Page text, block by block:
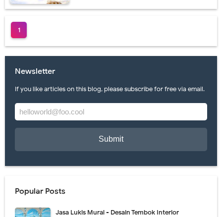
Jasa Lukis Mural Dinding Restoran Desain Menarik
Perbedaan Lukisan Mural dan Grafiti yang Ternyata Berbeda
Gambar Lukisan Lukisan Mural Terbaik 2021
Lukisan Mural Menarik Cocok Untuk Rumah Minimalis
Jasa Lukis Mural Dengan Kualitas Terbaik Se Indonesia
1
Newsletter
If you like articles on this blog, please subscribe for free via email.
Popular Posts
Jasa Lukis Mural - Desain Tembok Interior